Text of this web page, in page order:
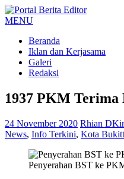
MENU
Beranda
Iklan dan Kerjasama
Galeri
Redaksi
1937 PKM
24 November 2020 Rhian
News, Info Terkini, Kota
Penyerahan BST ke